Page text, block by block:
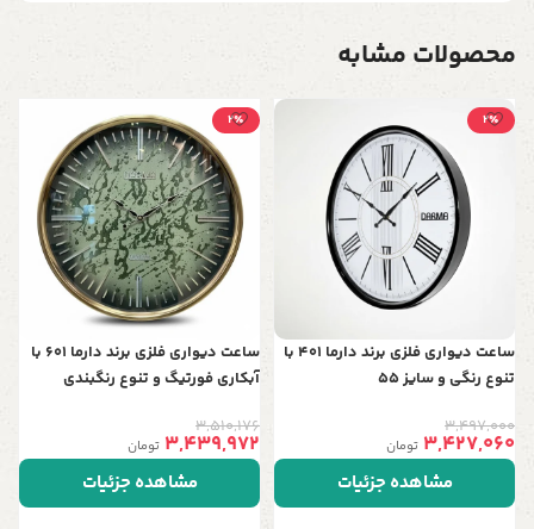
محصولات مشابه
2٪
ساعت دیواری فلزی برند دارما 401 با
تنوع رنگی و سایز 55
3,497,000
3,427,060 تومان
مشاهده جزئیات
2٪
ساعت دیواری فلزی برند دارما 601 با
آبکاری فورتیگ و تنوع رنگبندی
3,510,176
3,439,972 تومان
مشاهده جزئیات